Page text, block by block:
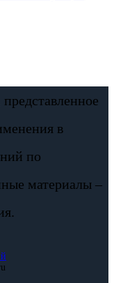
в
по
материалы –